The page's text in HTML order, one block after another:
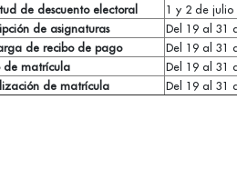
de descuento electoral
1 y 2 de julio
de asignaturas
Del 19 al 31
de recibo de pago
Del 19 al 31
de matrícula
Del 19 al 31
de matrícula
Del 19 al 31